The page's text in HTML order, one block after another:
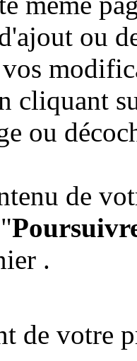
ou
cliquant
ou
de
.
de votre